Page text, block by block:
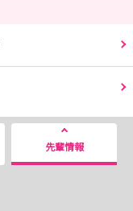
先輩情報